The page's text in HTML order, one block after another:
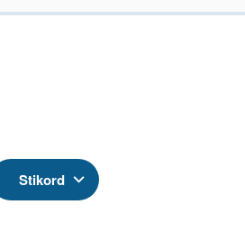
Stikord